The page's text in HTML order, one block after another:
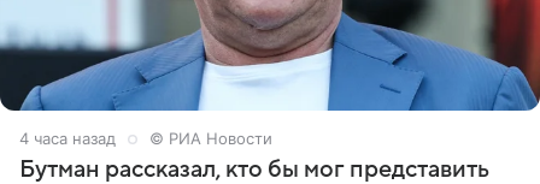
4 часа назад © РИА Новости
Бутман рассказал, кто бы мог представить